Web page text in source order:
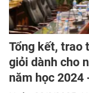
Tổng kết, trao
giỏi dành cho
năm học 2024